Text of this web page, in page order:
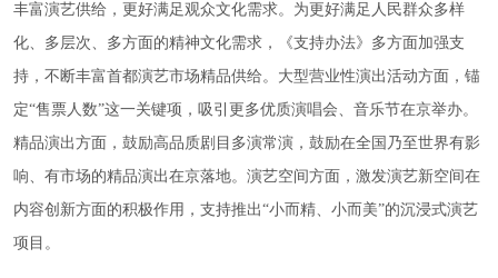
丰富演艺供给，更好满足观众文化需求。为更好满足人民群众多样
化、多层次、多方面的精神文化需求，《支持办法》多方面加强支
持，不断丰富首都演艺市场精品供给。大型营业性演出活动方面，锚
定“售票人数”这一关键项，吸引更多优质演唱会、音乐节在京举办。
精品演出方面，鼓励高品质剧目多演常演，鼓励在全国乃至世界有影
响、有市场的精品演出在京落地。演艺空间方面，激发演艺新空间在
内容创新方面的积极作用，支持推出“小而精、小而美”的沉浸式演艺
项目。